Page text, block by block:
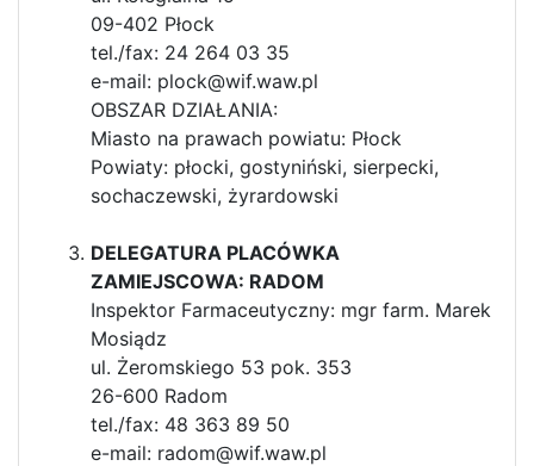
09-402 Płock
tel./fax: 24 264 03 35
e-mail: plock@wif.waw.pl
OBSZAR DZIAŁANIA:
Miasto na prawach powiatu: Płock
Powiaty: płocki, gostyniński, sierpecki,
sochaczewski, żyrardowski
DELEGATURA PLACÓWKA
ZAMIEJSCOWA: RADOM
Inspektor Farmaceutyczny: mgr farm. Marek
Mosiądz
ul. Żeromskiego 53 pok. 353
26-600 Radom
tel./fax: 48 363 89 50
e-mail: radom@wif.waw.pl